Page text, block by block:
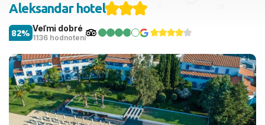
Aleksandar hotel
Veľmi dobré
1136 hodnotení
82%